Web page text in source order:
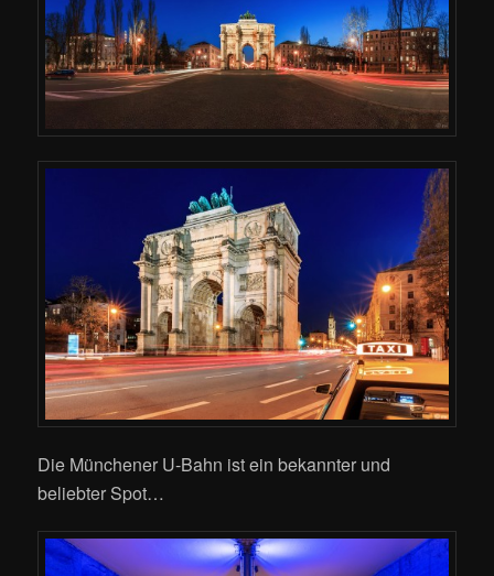
Die Münchener U-Bahn ist ein bekannter und
beliebter Spot…